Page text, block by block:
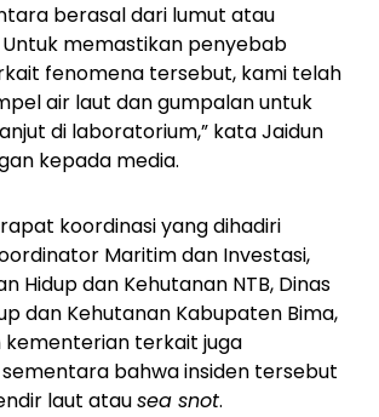
berasal dari lumut atau
memastikan penyebab
fenomena tersebut, kami telah
air laut dan gumpalan untuk
di laboratorium,” kata Jaidun
kepada media.
koordinasi yang dihadiri
Maritim dan Investasi,
Hidup dan Kehutanan NTB, Dinas
dan Kehutanan Kabupaten Bima,
kementerian terkait juga
bahwa insiden tersebut
laut atausea snot.